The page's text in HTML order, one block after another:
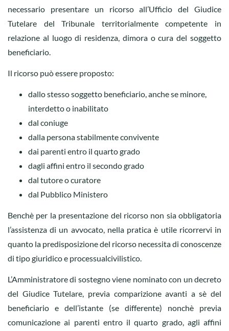
necessario presentare un ricorso all’Ufficio del Giudice
Tutelare del Tribunale territorialmente competente in
relazione al luogo di residenza, dimora o cura del soggetto
beneficiario.
Il ricorso può essere proposto:
dallo stesso soggetto beneficiario, anche se minore,
interdetto o inabilitato
dal coniuge
dalla persona stabilmente convivente
dai parenti entro il quarto grado
dagli affini entro il secondo grado
dal tutore o curatore
dal Pubblico Ministero
Benchè per la presentazione del ricorso non sia obbligatoria
l’assistenza di un avvocato, nella pratica è utile ricorrervi in
quanto la predisposizione del ricorso necessita di conoscenze
di tipo giuridico e processualcivilistico.
L’Amministratore di sostegno viene nominato con un decreto
del Giudice Tutelare, previa comparizione avanti a sè del
beneficiario e dell’istante (se differente) nonchè previa
comunicazione ai parenti entro il quarto grado, agli affini